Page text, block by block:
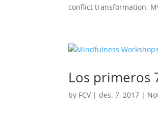
conflict transformation.
Los primeros
by FCV |des. 7, 2017 |